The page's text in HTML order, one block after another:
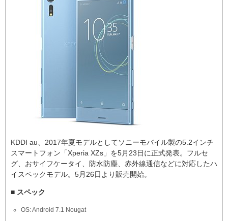
KDDI au、2017年夏モデルとしてソニーモバイル製の5.2インチ
スマートフォン「Xperia XZs」を5月23日に正式発表。フルセ
グ、おサイフケータイ、防水防塵、赤外線通信などに対応したハ
イスペックモデル。5月26日より販売開始。
■ スペック
OS: Android 7.1 Nougat